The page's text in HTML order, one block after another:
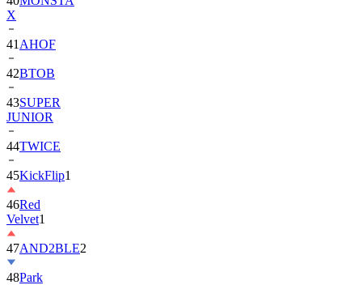
41
42 BTOB
43SUPER
JUNIOR
44TWICE
45KickFlip
46Red
Velvet
47AND2BLE
48Park
Bo-
young